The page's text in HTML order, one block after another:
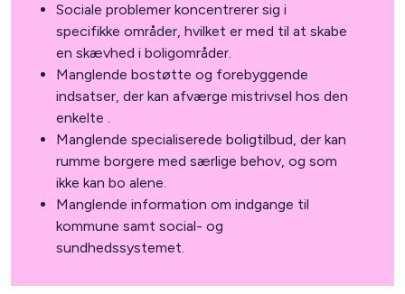
Sociale problemer koncentrerer sig i
specifikke områder, hvilket er med til at skabe
en skævhed i boligområder.
Manglende bostøtte og forebyggende
indsatser, der kan afværge mistrivsel hos den
enkelte .
Manglende specialiserede boligtilbud, der kan
rumme borgere med særlige behov, og som
ikke kan bo alene.
Manglende information om indgange til
kommune samt social- og
sundhedssystemet.